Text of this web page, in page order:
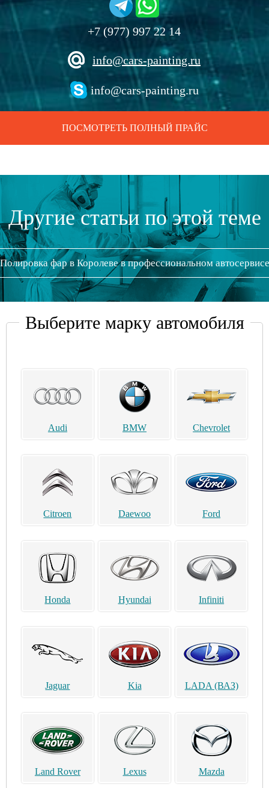
+7 (977) 997 22 14
info@cars-painting.ru
info@cars-painting.ru
ПОСМОТРЕТЬ ПОЛНЫЙ ПРАЙС
Другие статьи по этой теме
Полировка фар в Королеве в профессиональном автосервисе
Выберите марку автомобиля
Audi BMW Chevrolet
Citroen Daewoo Ford
Honda Hyundai Infiniti
Jaguar Kia LADA (ВАЗ)
Land Rover Lexus Mazda